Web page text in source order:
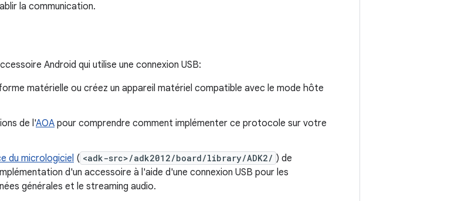
la communication.
Android qui utilise une connexion USB:
matérielle ou créez un appareil matériel compatible avec le mode hôte
de l'AOA pour comprendre comment implémenter ce protocole sur votre
du micrologiciel ( <adk-src>/adk2012/board/library/ADK2/ ) de
d'un accessoire à l'aide d'une connexion USB pour les
générales et le streaming audio.